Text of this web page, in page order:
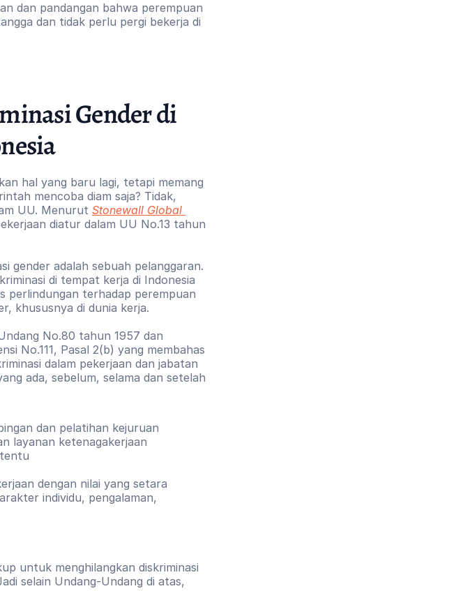
dan pandangan bahwa perempuan
dan tidak perlu pergi bekerja di
Gender di
hal yang baru lagi, tetapi memang
mencoba diam saja? Tidak,
UU. Menurut Stonewall Global
diatur dalam UU No.13 tahun
gender adalah sebuah pelanggaran.
di tempat kerja di Indonesia
perlindungan terhadap perempuan
khususnya di dunia kerja.
No.80 tahun 1957 dan
No.111, Pasal 2(b) yang membahas
dalam pekerjaan dan jabatan
ada, sebelum, selama dan setelah
dan pelatihan kejuruan
layanan ketenagakerjaan
dengan nilai yang setara
individu, pengalaman,
untuk menghilangkan diskriminasi
selain Undang-Undang di atas,